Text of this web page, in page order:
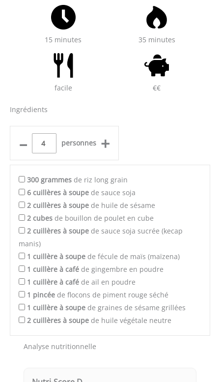
15 minutes 35 minutes
facile €€
Ingrédients
– personnes +
300 grammes de riz long grain
6 cuillères à soupe de sauce soja
2 cuillères à soupe de huile de sésame
2 cubes de bouillon de poulet en cube
2 cuillères à soupe de sauce soja sucrée (kecap
manis)
1 cuillère à soupe de fécule de maïs (maïzena)
1 cuillère à café de gingembre en poudre
1 cuillère à café de ail en poudre
1 pincée de flocons de piment rouge séché
1 cuillère à soupe de graines de sésame grillées
2 cuillères à soupe de huile végétale neutre
Analyse nutritionnelle